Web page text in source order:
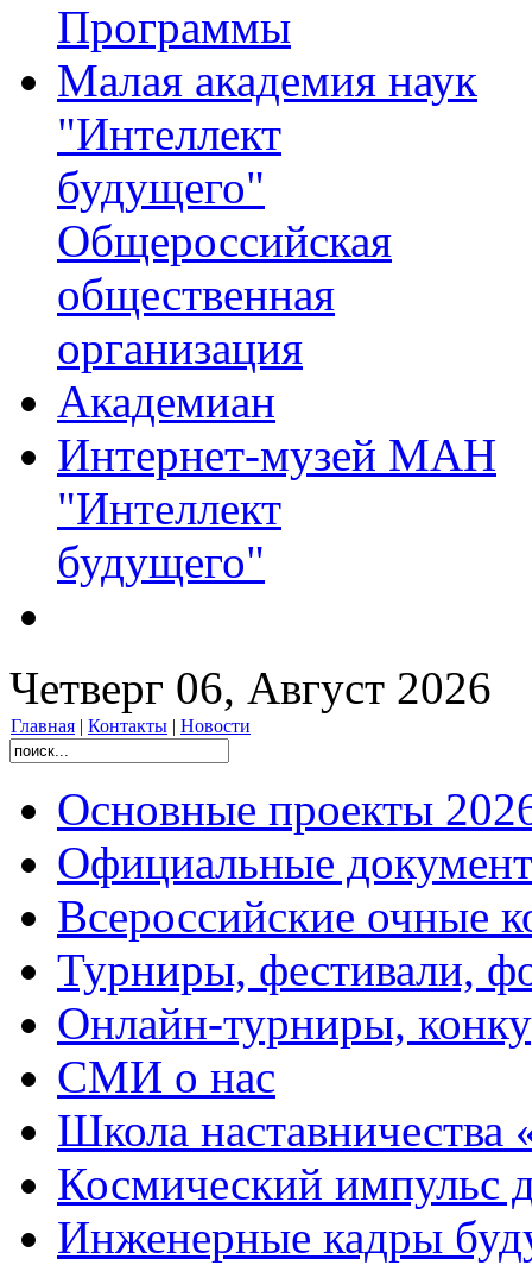
Программы
Малая академия наук
"Интеллект
будущего"
Общероссийская
общественная
организация
Академиан
Интернет-музей МАН
"Интеллект
будущего"
Четверг 06, Август 2026
Главная | Контакты | Новости
Основные проекты
Официальные
Всероссийские очные
Турниры, фестивали,
Онлайн-турниры,
СМИ о нас
Школа
Космический импульс
Инженерные кадры